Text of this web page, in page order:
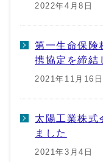
2022年4月8日
第一生命保険
携協定を締結
2021年11月16日
太陽工業株式
ました
2021年3月4日